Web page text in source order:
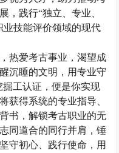
，践行“独立、专业、
业技能评价领域的现代
热爱考古事业，渴望成
沉睡的文明，用专业守
掘工认证，便是你实现
获得系统的专业指导、
书，解锁考古职业的无
同道合的同行并肩，锤
守初心、践行使命，用